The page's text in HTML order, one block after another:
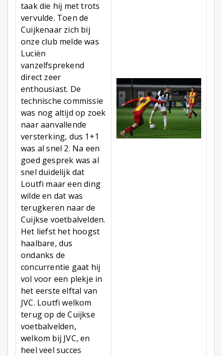
taak die hij met trots
vervulde. Toen de
Cuijkenaar zich bij
onze club melde was
Luciën
vanzelfsprekend
direct zeer
enthousiast. De
technische commissie
was nog altijd op zoek
naar aanvallende
versterking, dus 1+1
was al snel 2. Na een
goed gesprek was al
snel duidelijk dat
Loutfi maar een ding
wilde en dat was
terugkeren naar de
Cuijkse voetbalvelden.
Het liefst het hoogst
haalbare, dus
ondanks de
concurrentie gaat hij
vol voor een plekje in
het eerste elftal van
JVC. Loutfi welkom
terug op de Cuijkse
voetbalvelden,
welkom bij JVC, en
heel veel succes